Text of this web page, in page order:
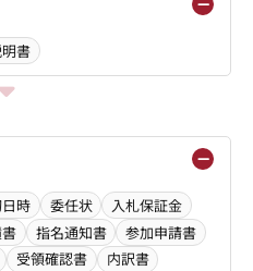
書
時 委任状
入札保証金
指名通知書
参加申請書
受領確認書
内訳書